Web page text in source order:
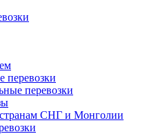
перевозки
перевозки
странам СНГ и Монголии